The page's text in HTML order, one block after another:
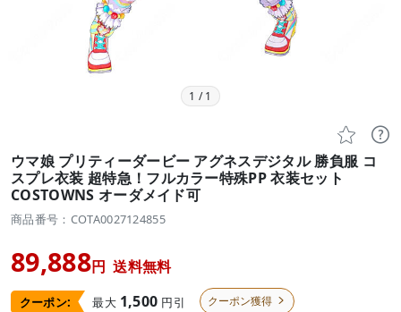
1 /1
 
ウマ娘 プリティーダービー アグネスデジタル 勝負服 コ
スプレ衣装 超特急！フルカラー特殊PP 衣装セット
COSTOWNS オーダメイド可
商品番号：COTA0027124855
89,888円 送料無料
クーポン: 最大 1,500 円引 クーポン獲得 